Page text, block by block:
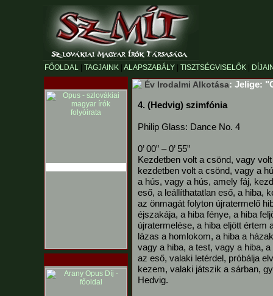
FŐOLDAL TAGJAINK ALAPSZABÁLY TISZTSÉGVISELŐK
Év Irodalmi Alkotása: Jelige:
4. (Hedvig) szimfónia
Philip Glass: Dance No. 4
0’ 00” – 0’ 55”
Kezdetben volt a csönd, vagy
kezdetben volt a csönd, vagy a
a hús, vagy a hús, amely fáj,
eső, a leállíthatatlan eső, a hiba,
az önmagát folyton újratermelő
éjszakája, a hiba fénye, a hiba
újratermelése, a hiba eljött értem
lázas a homlokom, a hiba a
vagy a hiba, a test, vagy a hiba,
az eső, valaki letérdel, próbálja
kezem, valaki játszik a sárban,
Hedvig.